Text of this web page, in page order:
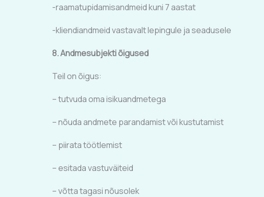
-raamatupidamisandmeid kuni 7 aastat
-kliendiandmeid vastavalt lepingule ja seadusele
8. Andmesubjekti õigused
Teil on õigus:
– tutvuda oma isikuandmetega
– nõuda andmete parandamist või kustutamist
– piirata töötlemist
– esitada vastuväiteid
– võtta tagasi nõusolek